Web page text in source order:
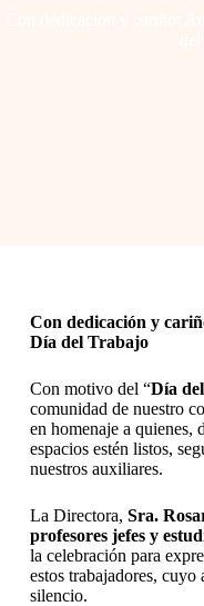
Con dedicación y
Día del Trabajo
Con motivo del “Día
comunidad de nuestro
en homenaje a quienes,
espacios estén listos,
nuestros auxiliares.
La Directora, Sra.
profesores jefes y
la celebración para
estos trabajadores, cuyo
silencio.